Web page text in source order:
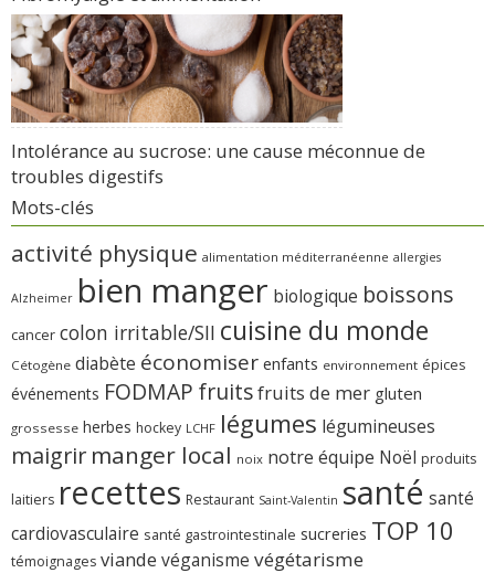
Intolérance au sucrose: une cause méconnue de
troubles digestifs
Mots-clés
activité physique alimentation méditerranéenne allergies
Alzheimer bien manger biologique boissons
cancer colon irritable/SII cuisine du monde
Cétogène diabète économiser enfants environnement épices
événements FODMAP fruitsfruits de mer gluten
grossesse herbes hockey LCHF légumes légumineuses
maigrir manger local noix notre équipe Noël produits
laitiers recettes Restaurant Saint-Valentin santé santé
cardiovasculaire santé gastrointestinale sucreries TOP 10
témoignages viande véganisme végétarisme